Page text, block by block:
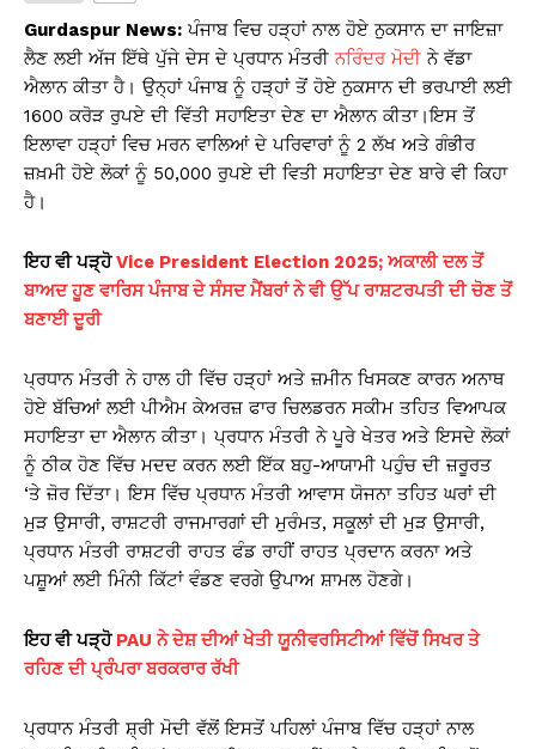
s
A
p
p
e
b
o
o
k
y
Li
n
k
e
Gurdaspur News: ਪੰਜਾਬ ਵਿਚ ਹੜ੍ਹਾਂ ਨਾਲ ਹੋਏ ਨੁਕਸਾਨ ਦਾ ਜਾਇਜ਼ਾ
ਲੈਣ ਲਈ ਅੱਜ ਇੱਥੇ ਪੁੱਜੇ ਦੇਸ ਦੇ ਪ੍ਰਧਾਨ ਮੰਤਰੀ ਨਰਿੰਦਰ ਮੋਦੀ ਨੇ ਵੱਡਾ
ਐਲਾਨ ਕੀਤਾ ਹੈ। ਉਨ੍ਹਾਂ ਪੰਜਾਬ ਨੂੰ ਹੜ੍ਹਾਂ ਤੋਂ ਹੋਏ ਨੁਕਸਾਨ ਦੀ ਭਰਪਾਈ ਲਈ
1600 ਕਰੋੜ ਰੁਪਏ ਦੀ ਵਿੱਤੀ ਸਹਾਇਤਾ ਦੇਣ ਦਾ ਐਲਾਨ ਕੀਤਾ।ਇਸ ਤੋਂ
ਇਲਾਵਾ ਹੜ੍ਹਾਂ ਵਿਚ ਮਰਨ ਵਾਲਿਆਂ ਦੇ ਪਰਿਵਾਰਾਂ ਨੂੰ 2 ਲੱਖ ਅਤੇ ਗੰਭੀਰ
ਜ਼ਖ਼ਮੀ ਹੋਏ ਲੋਕਾਂ ਨੂੰ 50,000 ਰੁਪਏ ਦੀ ਵਿਤੀ ਸਹਾਇਤਾ ਦੇਣ ਬਾਰੇ ਵੀ ਕਿਹਾ
ਹੈ।
ਇਹ ਵੀ ਪੜ੍ਹੋVice President Election 2025; ਅਕਾਲੀ ਦਲ ਤੋਂ
ਬਾਅਦ ਹੂਣ ਵਾਰਿਸ ਪੰਜਾਬ ਦੇ ਸੰਸਦ ਮੈਂਬਰਾਂ ਨੇ ਵੀ ਉੱਪ ਰਾਸ਼ਟਰਪਤੀ ਦੀ ਚੋਣ ਤੋਂ
ਬਣਾਈ ਦੂਰੀ
ਪ੍ਰਧਾਨ ਮੰਤਰੀ ਨੇ ਹਾਲ ਹੀ ਵਿੱਚ ਹੜ੍ਹਾਂ ਅਤੇ ਜ਼ਮੀਨ ਖਿਸਕਣ ਕਾਰਨ ਅਨਾਥ
ਹੋਏ ਬੱਚਿਆਂ ਲਈ ਪੀਐਮ ਕੇਅਰਜ਼ ਫਾਰ ਚਿਲਡਰਨ ਸਕੀਮ ਤਹਿਤ ਵਿਆਪਕ
ਸਹਾਇਤਾ ਦਾ ਐਲਾਨ ਕੀਤਾ। ਪ੍ਰਧਾਨ ਮੰਤਰੀ ਨੇ ਪੂਰੇ ਖੇਤਰ ਅਤੇ ਇਸਦੇ ਲੋਕਾਂ
ਨੂੰ ਠੀਕ ਹੋਣ ਵਿੱਚ ਮਦਦ ਕਰਨ ਲਈ ਇੱਕ ਬਹੁ-ਆਯਾਮੀ ਪਹੁੰਚ ਦੀ ਜ਼ਰੂਰਤ
‘ਤੇ ਜ਼ੋਰ ਦਿੱਤਾ। ਇਸ ਵਿੱਚ ਪ੍ਰਧਾਨ ਮੰਤਰੀ ਆਵਾਸ ਯੋਜਨਾ ਤਹਿਤ ਘਰਾਂ ਦੀ
ਮੁੜ ਉਸਾਰੀ, ਰਾਸ਼ਟਰੀ ਰਾਜਮਾਰਗਾਂ ਦੀ ਮੁਰੰਮਤ, ਸਕੂਲਾਂ ਦੀ ਮੁੜ ਉਸਾਰੀ,
ਪ੍ਰਧਾਨ ਮੰਤਰੀ ਰਾਸ਼ਟਰੀ ਰਾਹਤ ਫੰਡ ਰਾਹੀਂ ਰਾਹਤ ਪ੍ਰਦਾਨ ਕਰਨਾ ਅਤੇ
ਪਸ਼ੂਆਂ ਲਈ ਮਿੰਨੀ ਕਿੱਟਾਂ ਵੰਡਣ ਵਰਗੇ ਉਪਾਅ ਸ਼ਾਮਲ ਹੋਣਗੇ।
ਇਹ ਵੀ ਪੜ੍ਹੋ PAU ਨੇ ਦੇਸ਼ ਦੀਆਂ ਖੇਤੀ ਯੂਨੀਵਰਸਿਟੀਆਂ ਵਿੱਚੋਂ ਸਿਖਰ ਤੇ
ਰਹਿਣ ਦੀ ਪ੍ਰੰਪਰਾ ਬਰਕਰਾਰ ਰੱਖੀ
ਪ੍ਰਧਾਨ ਮੰਤਰੀ ਸ਼੍ਰੀ ਮੋਦੀ ਵੱਲੋਂ ਇਸਤੋਂ ਪਹਿਲਾਂ ਪੰਜਾਬ ਵਿੱਚ ਹੜ੍ਹਾਂ ਨਾਲ